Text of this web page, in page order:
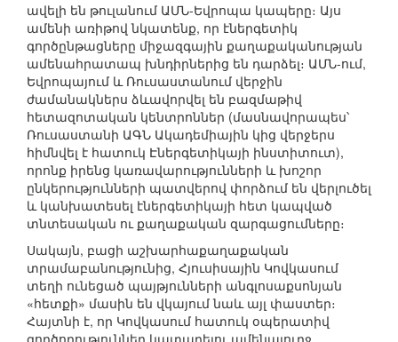
ավելի են թուլանում ԱՄՆ-Եվրոպա կապերը։ Այս
ամենի առիթով նկատենք, որ էներգետիկ
գործընթացները միջազգային քաղաքականության
ամենահրատապ խնդիրներից են դարձել։ ԱՄՆ-ում,
Եվրոպայում և Ռուսաստանում վերջին
ժամանակներս ձևավորվել են բազմաթիվ
հետազոտական կենտրոններ (մասնավորապես՝
Ռուսաստանի ԱԳՆ Ակադեմիային կից վերջերս
հիմնվել է հատուկ Էներգետիկայի ինստիտուտ),
որոնք իրենց կառավարությունների և խոշոր
ընկերությունների պատվերով փորձում են վերլուծել
և կանխատեսել էներգետիկայի հետ կապված
տնտեսական ու քաղաքական զարգացումները։
Սակայն, բացի աշխարհաքաղաքական
տրամաբանությունից, Հյուսիսային Կովկասում
տեղի ունեցած պայթյունների անգլոսաքսոնյան
«հետքի» մասին են վկայում նաև այլ փաստեր։
Հայտնի է, որ Կովկասում հատուկ օպերատիվ